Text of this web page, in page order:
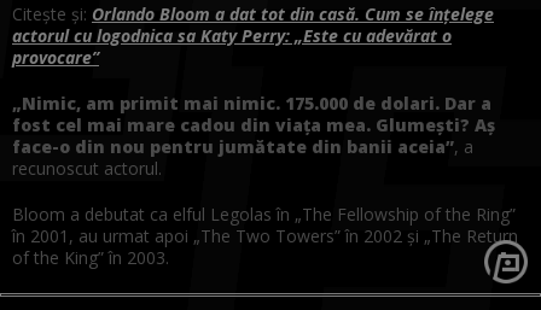
Citește și: Orlando Bloom a dat tot din casă. Cum se înțelege
actorul cu logodnica sa Katy Perry: „Este cu adevărat o
provocare”
„Nimic, am primit mai nimic. 175.000 de dolari. Dar a
fost cel mai mare cadou din viața mea. Glumești? Aș
face-o din nou pentru jumătate din banii aceia”, a
recunoscut actorul.
Bloom a debutat ca elful Legolas în „The Fellowship of the Ring”
în 2001, au urmat apoi „The Two Towers” în 2002 și „The Return
of the King” în 2003.